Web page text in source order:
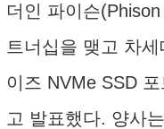
더인 파이슨
트너십을 맺고 차
이즈 NVMe SSD
고 발표했다. 양사